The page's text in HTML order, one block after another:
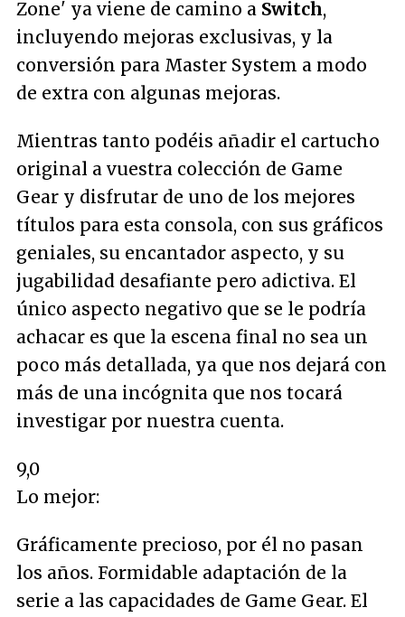
Zone' ya viene de camino a Switch,
incluyendo mejoras exclusivas, y la
conversión para Master System a modo
de extra con algunas mejoras.
Mientras tanto podéis añadir el cartucho
original a vuestra colección de Game
Gear y disfrutar de uno de los mejores
títulos para esta consola, con sus gráficos
geniales, su encantador aspecto, y su
jugabilidad desafiante pero adictiva. El
único aspecto negativo que se le podría
achacar es que la escena final no sea un
poco más detallada, ya que nos dejará con
más de una incógnita que nos tocará
investigar por nuestra cuenta.
9,0
Lo mejor:
Gráficamente precioso, por él no pasan
los años. Formidable adaptación de la
serie a las capacidades de Game Gear. El